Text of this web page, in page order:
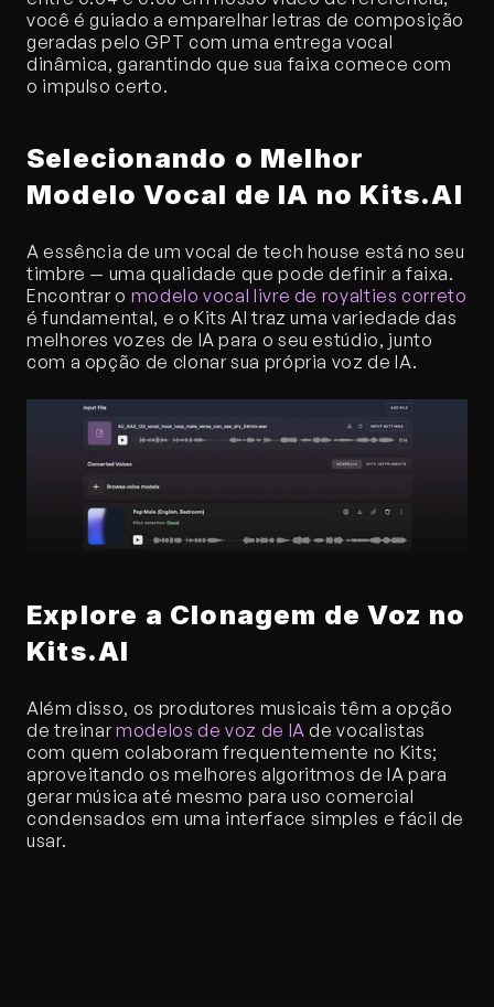
você é guiado a emparelhar letras de composição
geradas pelo GPT com uma entrega vocal
dinâmica, garantindo que sua faixa comece com
o impulso certo.
Selecionando o Melhor
Modelo Vocal de IA no Kits.AI
A essência de um vocal de tech house está no seu
timbre — uma qualidade que pode definir a faixa.
Encontrar o modelo vocal livre de royalties correto
é fundamental, e o Kits AI traz uma variedade das
melhores vozes de IA para o seu estúdio, junto
com a opção de clonar sua própria voz de IA.
Explore a Clonagem de Voz no
Kits.AI
Além disso, os produtores musicais têm a opção
de treinar modelos de voz de IA de vocalistas
com quem colaboram frequentemente no Kits;
aproveitando os melhores algoritmos de IA para
gerar música até mesmo para uso comercial
condensados em uma interface simples e fácil de
usar.